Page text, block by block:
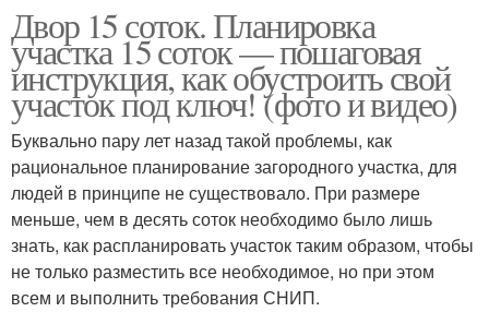
Двор 15 соток. Планировка
участка 15 соток — пошаговая
инструкция, как обустроить свой
участок под ключ! (фото и видео)
Буквально пару лет назад такой проблемы, как
рациональное планирование загородного участка, для
людей в принципе не существовало. При размере
меньше, чем в десять соток необходимо было лишь
знать, как распланировать участок таким образом, чтобы
не только разместить все необходимое, но при этом
всем и выполнить требования СНИП.